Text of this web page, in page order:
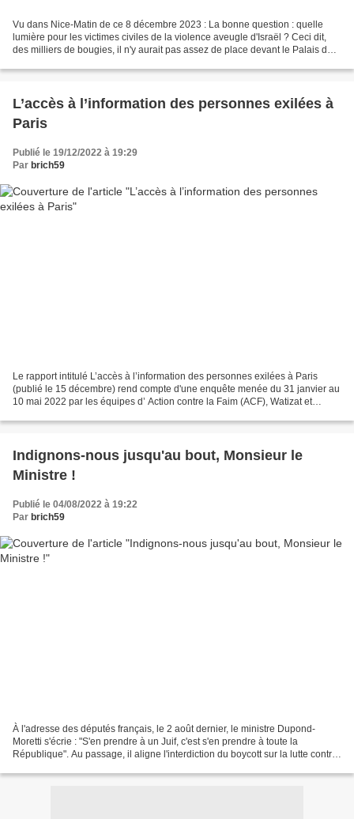
Vu dans Nice-Matin de ce 8 décembre 2023 : La bonne question : quelle
lumière pour les victimes civiles de la violence aveugle d'Israël ? Ceci dit,
des milliers de bougies, il n'y aurait pas assez de place devant le Palais de
L’accès à l’information des personnes exilées à
Paris
Publié le 19/12/2022 à 19:29
Par brich59
Le rapport intitulé L’accès à l’information des personnes exilées à Paris
(publié le 15 décembre) rend compte d'une enquête menée du 31 janvier au
10 mai 2022 par les équipes d’ Action contre la Faim (ACF), Watizat et
Indignons-nous jusqu'au bout, Monsieur le
Ministre !
Publié le 04/08/2022 à 19:22
Par brich59
À l'adresse des députés français, le 2 août dernier, le ministre Dupond-
Moretti s'écrie : "S'en prendre à un Juif, c'est s'en prendre à toute la
République". Au passage, il aligne l'interdiction du boycott sur la lutte contre